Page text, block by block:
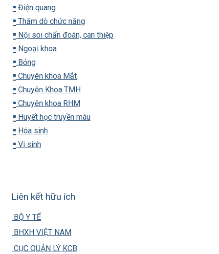
▪️ Điện quang
▪️ Thăm dò chức năng
▪️ Nội soi chẩn đoán, can thiệp
▪️ Ngoại khoa
▪️ Bỏng
▪️ Chuyên khoa Mắt
▪️ Chuyên Khoa TMH
▪️ Chuyên khoa RHM
▪️ Huyết học truyền máu
▪️ Hóa sinh
▪️ Vi sinh
Liên kết hữu ích
BỘ Y TẾ
BHXH VIỆT NAM
CỤC QUẢN LÝ KCB